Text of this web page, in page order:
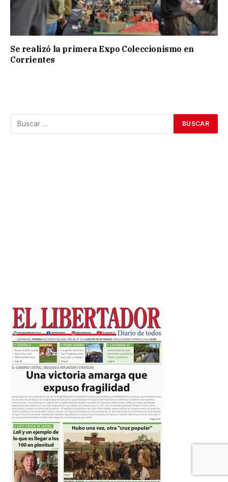
Se realizó la primera Expo Coleccionismo en
Corrientes